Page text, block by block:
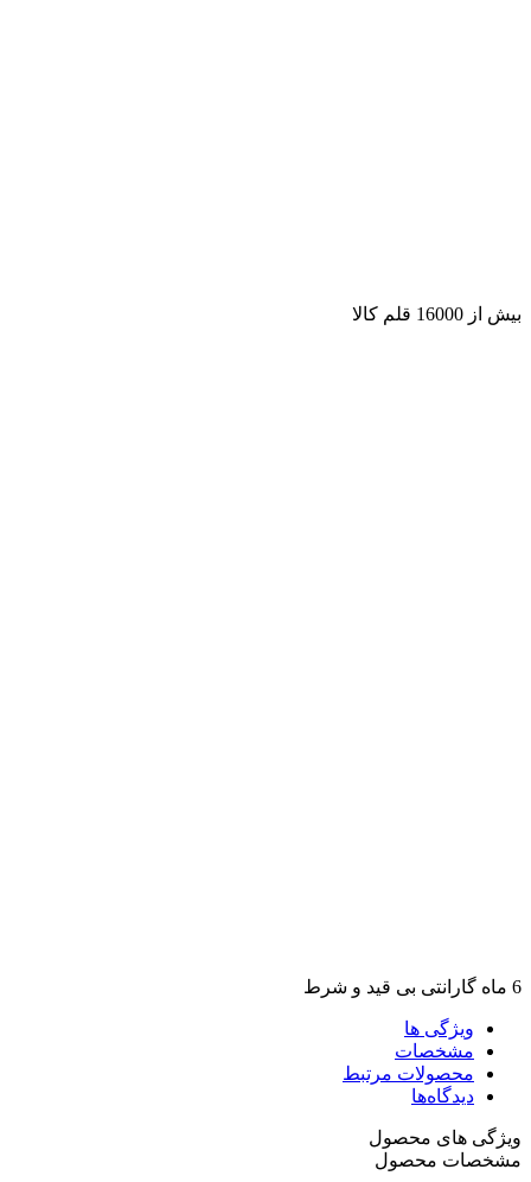
بیش از 16000 قلم کالا
6 ماه گارانتی بی قید و شرط
ویژگی ها
مشخصات
محصولات مرتبط
دیدگاه‌ها
ویژگی های محصول
مشخصات محصول